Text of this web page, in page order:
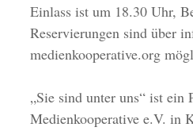
Einlass ist um 18.30 Uhr,
Reservierungen sind über
medienkooperative.org
„Sie sind unter uns“ ist
Medienkooperative e.V. in